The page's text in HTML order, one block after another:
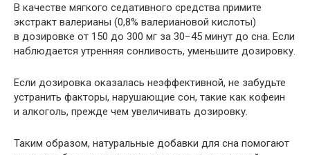
В качестве мягкого седативного средства примите
экстракт валерианы (0,8% валериановой кислоты)
в дозировке от 150 до 300 мг за 30−45 минут до сна. Если
наблюдается утренняя сонливость, уменьшите дозировку.
Если дозировка оказалась неэффективной, не забудьте
устранить факторы, нарушающие сон, такие как кофеин
и алкоголь, прежде чем увеличивать дозировку.
Таким образом, натуральные добавки для сна помогают